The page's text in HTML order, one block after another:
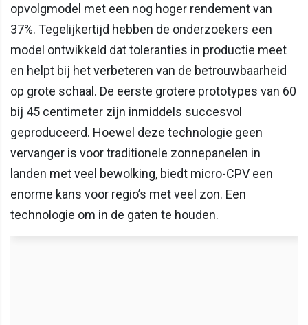
opvolgmodel met een nog hoger rendement van
37%. Tegelijkertijd hebben de onderzoekers een
model ontwikkeld dat toleranties in productie meet
en helpt bij het verbeteren van de betrouwbaarheid
op grote schaal. De eerste grotere prototypes van 60
bij 45 centimeter zijn inmiddels succesvol
geproduceerd. Hoewel deze technologie geen
vervanger is voor traditionele zonnepanelen in
landen met veel bewolking, biedt micro-CPV een
enorme kans voor regio’s met veel zon. Een
technologie om in de gaten te houden.